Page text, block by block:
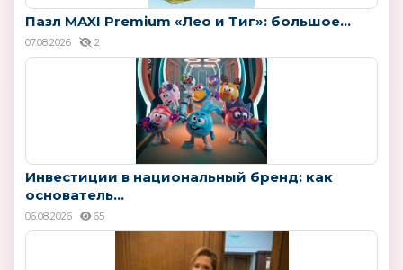
Пазл MAXI Premium «Лео и Тиг»: большое...
07.08.2026 2
Инвестиции в национальный бренд: как
основатель...
06.08.2026 65